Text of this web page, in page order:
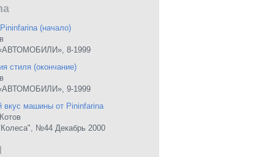
(начало)
8-1999
стиля (окончание)
9-1999
вкус машины от Pininfarina
№44 Декабрь 2000